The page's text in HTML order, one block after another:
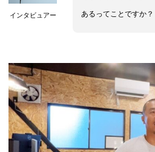
インタビュアー あるってことですか？